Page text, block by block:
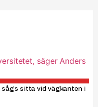
sitta vid vägkanten i